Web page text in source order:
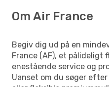
Om Air France
Begiv dig ud på en
France (AF), et pålideligt
enestående service og
Uanset om du søger